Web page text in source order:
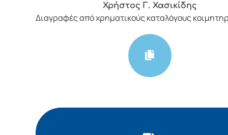
Χρήστος Γ. Χασικίδης
Διαγραφές από χρηματικούς καταλόγους